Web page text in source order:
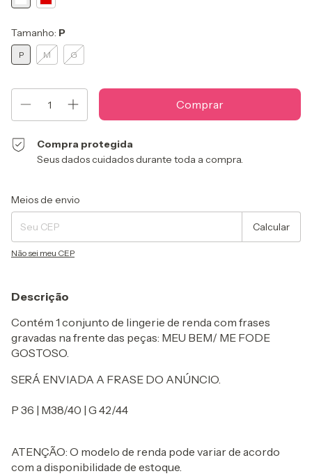
Tamanho: P
P M G
Compra protegida
Seus dados cuidados durante toda a compra.
Entregas para o CEP:
Meios de envio
Calcular
Não sei meu CEP
Descrição
Contém 1 conjunto de lingerie de renda com frases
gravadas na frente das peças: MEU BEM/ ME FODE
GOSTOSO.
SERÁ ENVIADA A FRASE DO ANÚNCIO.
P 36 | M38/40 | G 42/44
ATENÇÃO: O modelo de renda pode variar de acordo
com a disponibilidade de estoque.